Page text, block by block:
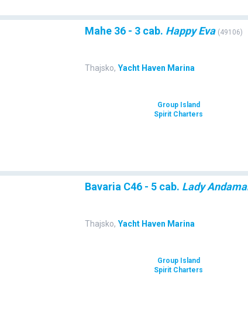
Mahe 36 - 3 cab. Happy Eva (49106)
Thajsko, Yacht Haven Marina
Group Island
Spirit Charters
Bavaria C46 - 5 cab. Lady
Thajsko, Yacht Haven Marina
Group Island
Spirit Charters